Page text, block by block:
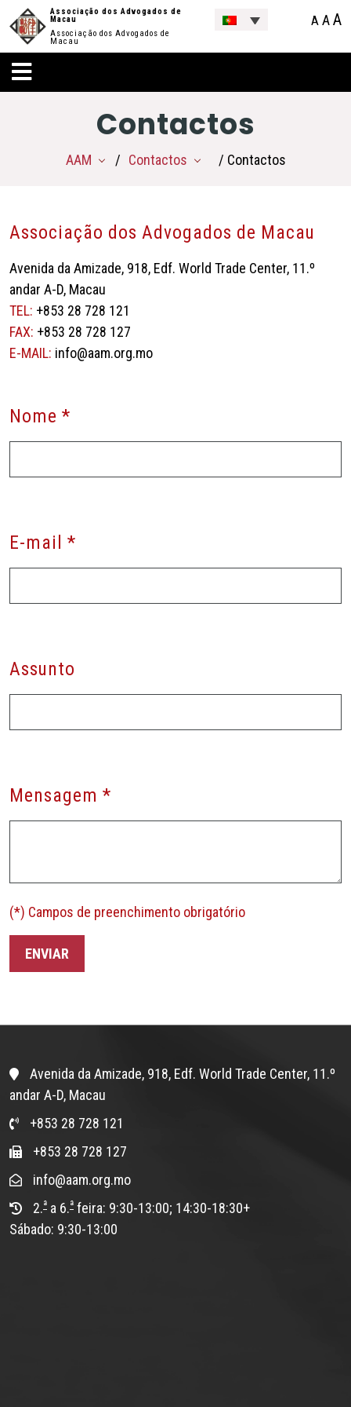
Associação dos Advogados de
Macau
Associação dos Advogados de
Macau
A AA
Contactos
AAM Contactos / Contactos
Associação dos Advogados de Macau
Avenida da Amizade, 918, Edf. World Trade Center, 11.º
andar A-D, Macau
TEL: +853 28 728 121
FAX: +853 28 728 127
E-MAIL: info@aam.org.mo
Nome *
E-mail *
Assunto
Mensagem *
(*) Campos de preenchimento obrigatório
Avenida da Amizade, 918, Edf. World Trade Center, 11.º
andar A-D, Macau
+853 28 728 121
+853 28 728 127
info@aam.org.mo
2.ª a 6.ª feira: 9:30-13:00; 14:30-18:30+
Sábado: 9:30-13:00